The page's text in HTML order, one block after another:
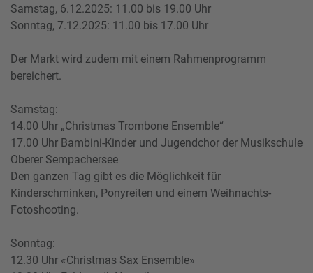
Samstag, 6.12.2025: 11.00 bis 19.00 Uhr
Sonntag, 7.12.2025: 11.00 bis 17.00 Uhr
Der Markt wird zudem mit einem Rahmenprogramm
bereichert.
Samstag:
14.00 Uhr „Christmas Trombone Ensemble“
17.00 Uhr Bambini-Kinder und Jugendchor der Musikschule
Oberer Sempachersee
Den ganzen Tag gibt es die Möglichkeit für
Kinderschminken, Ponyreiten und einem Weihnachts-
Fotoshooting.
Sonntag:
12.30 Uhr «Christmas Sax Ensemble»